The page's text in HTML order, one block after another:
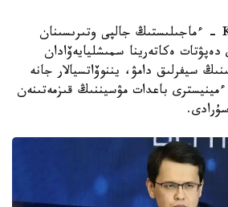
استانا. KAZINFORM - ءماجىلىستىڭ جالپى وتىرىسىنان
ەكاتەرينا سمىشليايەۆادان
سيفرلىق دامۋ، يننوۆاتسيالار جانە
باعدات مۋسيننىڭ قىزمەتىنەن